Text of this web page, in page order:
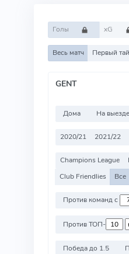
Голы xG
Весь матч Первый
GENT
Дома На выезде
2020/21 2021/22
Champions League
Club Friendlies
Все
Против команд с
Против ТОП-
Победа до 1.5